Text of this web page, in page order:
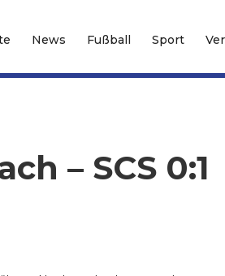
News Fußball Sport
– SCS 0:1